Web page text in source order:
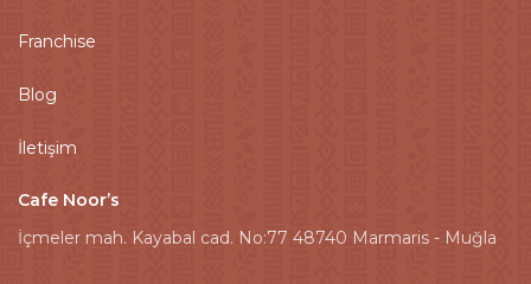
Franchise
Blog
İletişim
Cafe Noor’s
İçmeler mah. Kayabal cad. No:77 48740 Marmaris - Muğla